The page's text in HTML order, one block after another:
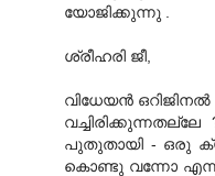
യോജിക്കുന്നു .
ശ്രീഹരി ജീ,
വിധേയന്‍
പുതുതായി - ഒരു
കൊണ്ടു വന്നോ